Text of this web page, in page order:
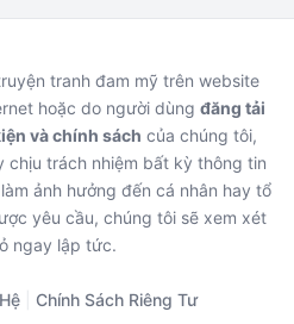
tranh đam mỹ trên website
hoặc do người dùng đăng tải
và chính sách của chúng tôi,
chịu trách nhiệm bất kỳ thông tin
ảnh hưởng đến cá nhân hay tổ
yêu cầu, chúng tôi sẽ xem xét
ngay lập tức.
Chính Sách Riêng Tư